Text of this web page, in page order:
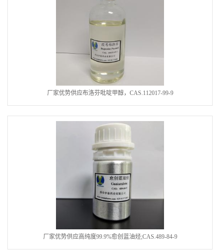
厂家优势供应布洛芬吡啶甲醇，CAS.112017-99-9
厂家优势供应高纯度99.9%愈创蓝油烃;CAS.489-84-9